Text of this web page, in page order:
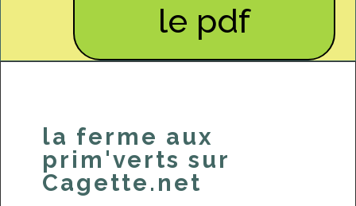
le pdf
la ferme aux
prim'verts sur
Cagette.net